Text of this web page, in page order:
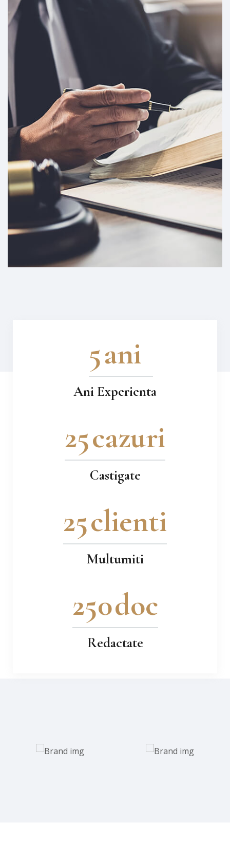
7ani
Ani Experienta
30cazuri
Castigate
30clienti
Multumiti
300doc
Redactate